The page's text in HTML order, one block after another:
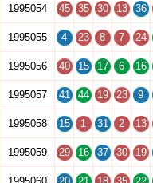
1995054 45 35 30 13 36
1995055 4 23 8 7 24
1995056 40 15 17 6 16
1995057 41 44 19 23 9
1995058 15 1 31 2 13
1995059 29 16 37 30 19